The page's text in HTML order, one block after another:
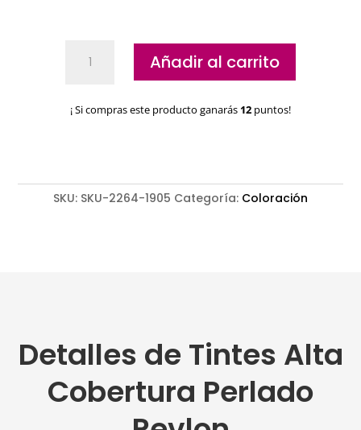
Perlado
Añadir al carrito
¡ Si compras este producto ganarás 12 puntos!
SKU: SKU-2264-1905 Categoría: Coloración
Detalles de Tintes Alta
Cobertura Perlado